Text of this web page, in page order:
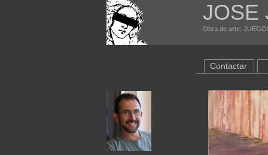
JOSE
Obra de arte:
Contactar